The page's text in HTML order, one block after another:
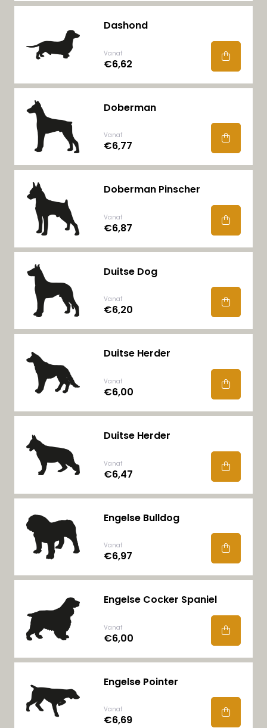
Dashond
Vanaf
€6,62
Doberman
Vanaf
€6,77
Doberman Pinscher
Vanaf
€6,87
Duitse Dog
Vanaf
€6,20
Duitse Herder
Vanaf
€6,00
Duitse Herder
Vanaf
€6,47
Engelse Bulldog
Vanaf
€6,97
Engelse Cocker Spaniel
Vanaf
€6,00
Engelse Pointer
Vanaf
€6,69